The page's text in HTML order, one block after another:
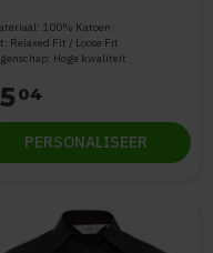
100% Katoen
Relaxed Fit / Loose Fit
Hoge kwaliteit
04
PERSONALISEER